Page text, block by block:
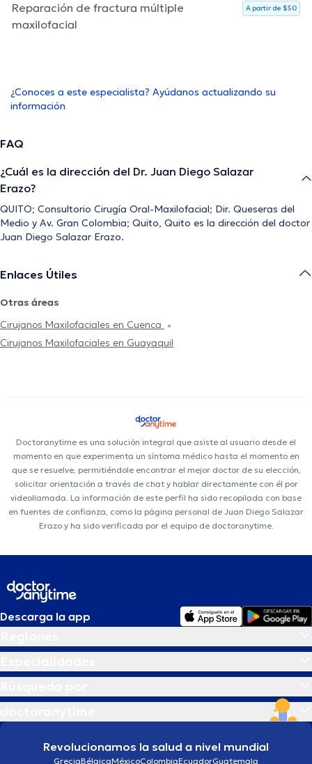
Reparación de fractura múltiple
maxilofacial
A partir de $50
¿Conoces a este especialista? Ayúdanos actualizando su
información
FAQ
¿Cuál es la dirección del Dr. Juan Diego Salazar
Erazo?
QUITO; Consultorio Cirugía Oral-Maxilofacial; Dir. Queseras del
Medio y Av. Gran Colombia; Quito, Quito es la dirección del doctor
Juan Diego Salazar Erazo.
Enlaces Útiles
Otras áreas
Cirujanos Maxilofaciales en Cuenca
Cirujanos Maxilofaciales en Guayaquil
Doctoranytime es una solución integral que asiste al usuario desde el
momento en que experimenta un síntoma médico hasta el momento en
que se resuelve, permitiéndole encontrar el mejor doctor de su elección,
solicitar orientación a través de chat y hablar directamente con él por
videollamada. La información de este perfil ha sido recopilada con base
en fuentes de confianza, como la página personal de Juan Diego Salazar
Erazo y ha sido verificada por el equipo de doctoranytime.
Descarga la app
Revolucionamos la salud a nivel mundial
GreciaBélgicaMéxicoColombiaEcuadorGuatemala